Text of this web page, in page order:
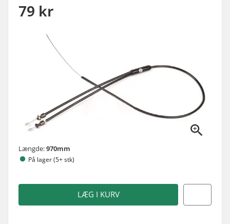
79 kr
Længde:970mm
På lager (5+ stk)
LÆG I KURV